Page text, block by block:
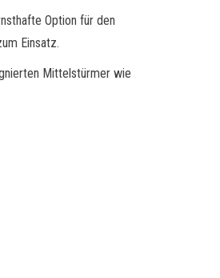
Option für den
Einsatz.
Mittelstürmer wie